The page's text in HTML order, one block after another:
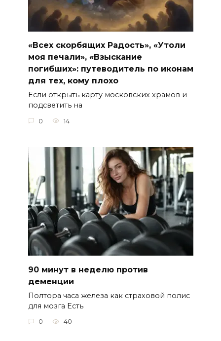
«Всех скорбящих Радость», «Утоли
моя печали», «Взыскание
погибших»: путеводитель по иконам
для тех, кому плохо
Если открыть карту московских храмов и
подсветить на
0 14
90 минут в неделю против
деменции
Полтора часа железа как страховой полис
для мозга Есть
0 40